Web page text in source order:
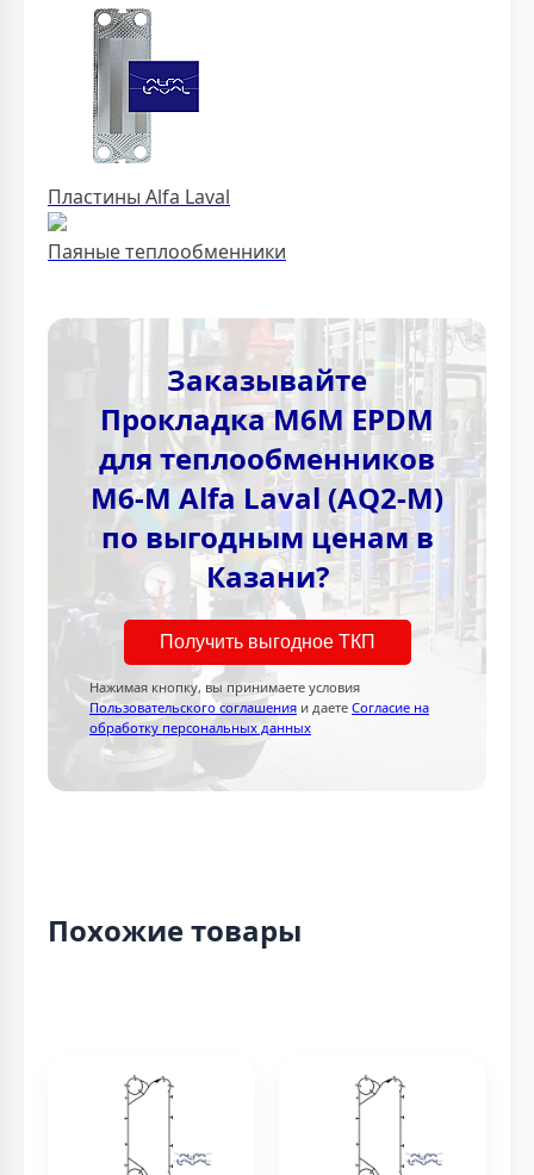
Пластины Alfa Laval
Паяные теплообменники
Заказывайте
Прокладка M6M EPDM
для теплообменников
M6-M Alfa Laval (AQ2-M)
по выгодным ценам в
Казани?
Получить выгодное ТКП
Нажимая кнопку, вы принимаете условия
Пользовательского соглашения и даете Согласие на
обработку персональных данных
Похожие товары